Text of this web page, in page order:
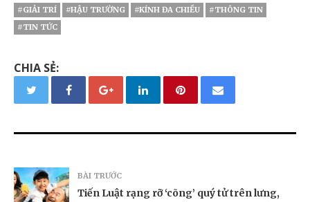
#GIẢI TRÍ #HẬU TRƯỜNG #KÍNH ĐA CHIỀU
#THÔNG TIN
#TIN TỨC
CHIA SẺ:
BÀI TRƯỚC
Tiến Luật rạng rỡ ‘cõng’ quý tử trên lưng,